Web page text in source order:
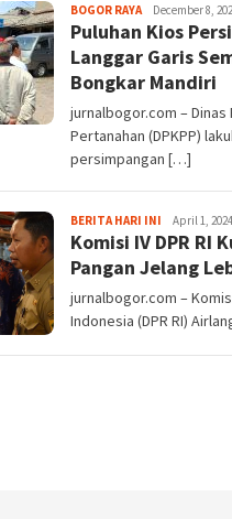
BOGOR RAYAAga
Alamanda
December 8,
Puluhan Kios
Langgar Garis
Bongkar Mandiri
jurnalbogor.com – Dinas
Pertanahan (DPKPP)
persimpangan […]
BERITA HARI INI Sayyev
April 1, 2024
Komisi IV DPR RI
Pangan Jelang
jurnalbogor.com –
Indonesia (DPR RI)